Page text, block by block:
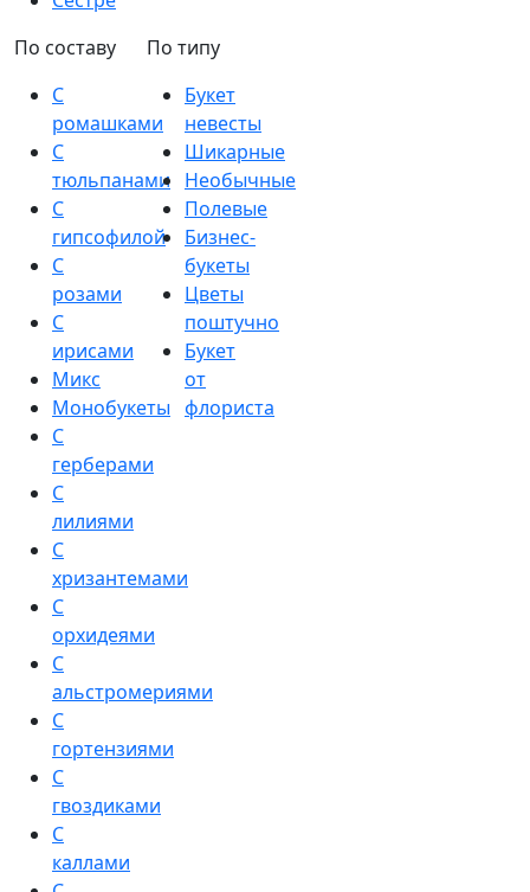
По составу
С
ромашками
С
тюльпанами
С
гипсофилой
С
розами
С
ирисами
Микс
Монобукеты
С
герберами
С
лилиями
С
хризантемами
С
орхидеями
С
альстромериями
С
гортензиями
С
гвоздиками
С
каллами
По типу
Букет
невесты
Шикарные
Необычные
Полевые
Бизнес-
букеты
Цветы
поштучно
Букет
от
флориста